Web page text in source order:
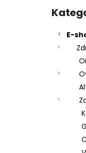
Přeskočit
kategorie
E-